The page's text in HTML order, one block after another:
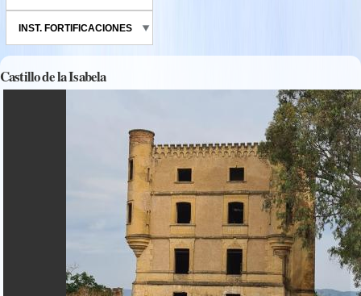
INST. FORTIFICACIONES
Castillo de la Isabela